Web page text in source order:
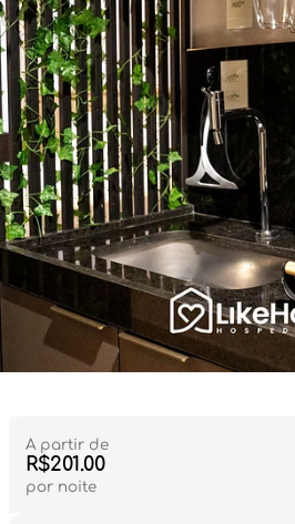
A partir de
R$201.00
por noite